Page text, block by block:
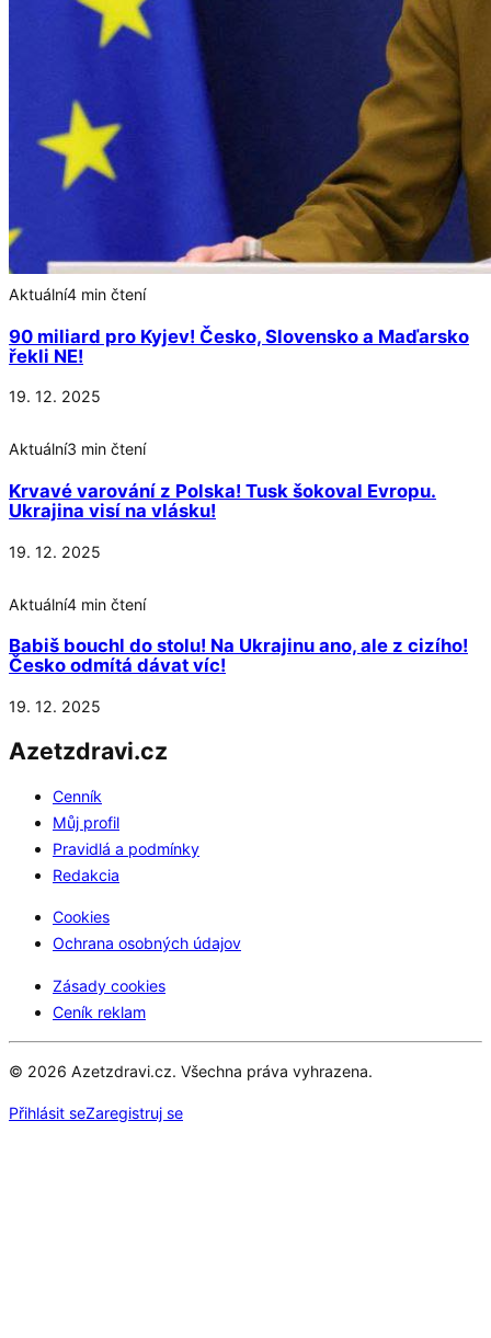
Aktuální4 min čtení
90 miliard pro Kyjev! Česko, Slovensko a Maďarsko
řekli NE!
19. 12. 2025
Aktuální3 min čtení
Krvavé varování z Polska! Tusk šokoval Evropu.
Ukrajina visí na vlásku!
19. 12. 2025
Aktuální4 min čtení
Babiš bouchl do stolu! Na Ukrajinu ano, ale z cizího!
Česko odmítá dávat víc!
19. 12. 2025
Azetzdravi.cz
Cenník
Můj profil
Pravidlá a podmínky
Redakcia
Cookies
Ochrana osobných údajov
Zásady cookies
Ceník reklam
© 2026 Azetzdravi.cz. Všechna práva vyhrazena.
Přihlásit seZaregistruj se